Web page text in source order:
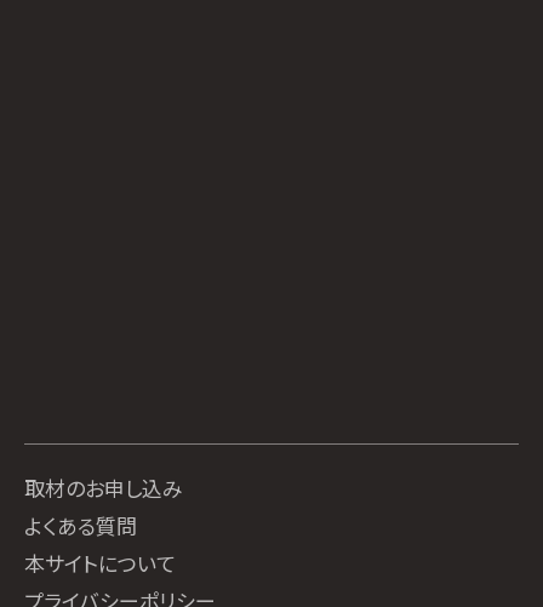
取材のお申し込み
よくある質問
本サイトについて